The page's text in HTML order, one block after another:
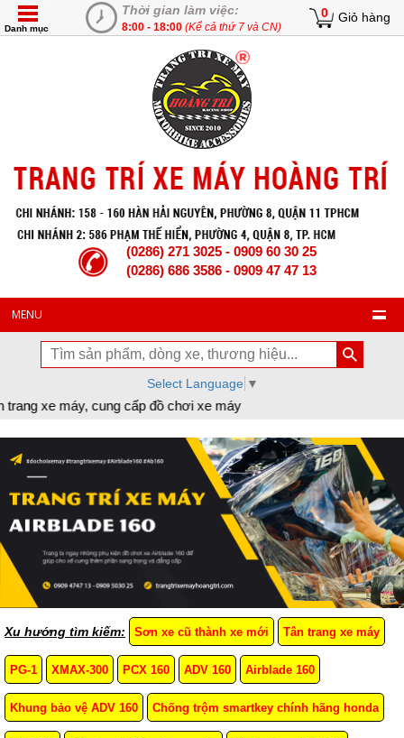
Thời gian làm việc:
8:00 - 18:00 (Kể cả thứ 7 và CN)
0 Giỏ hàng
Danh mục
(0286) 271 3025 - 0909 60 30 25
(0286) 686 3586 - 0909 47 47 13
MENU
Select Language ▼
cung cấp đồ chơi xe máy
Xu hướng tìm kiếm: Sơn xe cũ thành xe mới Tân trang xe máy
PG-1 XMAX-300 PCX 160 ADV 160 Airblade 160
Khung bảo vệ ADV 160 Chống trộm smartkey chính hãng honda